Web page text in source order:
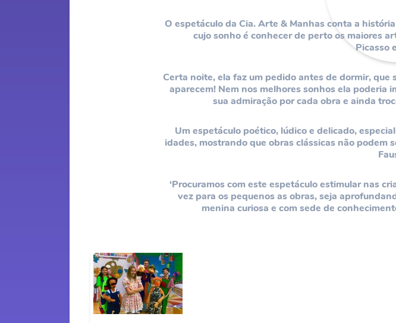
O espetáculo da Cia. Arte & Manhas conta a
cujo sonho é conhecer de perto os maiores
Picasso
Certa noite, ela faz um pedido antes de dormir,
aparecem! Nem nos melhores sonhos ela poderia
sua admiração por cada obra e ainda
Um espetáculo poético, lúdico e delicado,
idades, mostrando que obras clássicas não podem
‘Procuramos com este espetáculo estimular nas
vez para os pequenos as obras, seja
menina curiosa e com sede de